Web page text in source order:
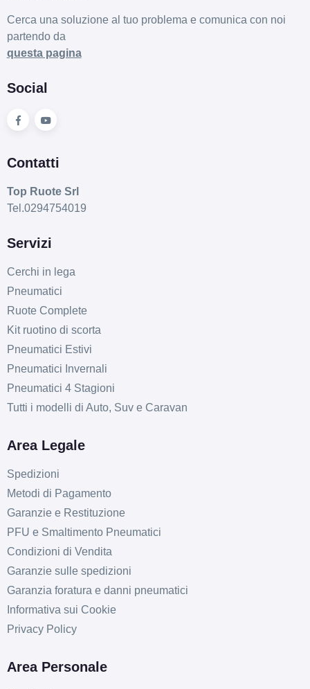
Cerca una soluzione al tuo problema e comunica con noi
partendo da
questa pagina
Social
Contatti
Top Ruote Srl
Tel.0294754019
Servizi
Cerchi in lega
Pneumatici
Ruote Complete
Kit ruotino di scorta
Pneumatici Estivi
Pneumatici Invernali
Pneumatici 4 Stagioni
Tutti i modelli di Auto, Suv e Caravan
Area Legale
Spedizioni
Metodi di Pagamento
Garanzie e Restituzione
PFU e Smaltimento Pneumatici
Condizioni di Vendita
Garanzie sulle spedizioni
Garanzia foratura e danni pneumatici
Informativa sui Cookie
Privacy Policy
Area Personale